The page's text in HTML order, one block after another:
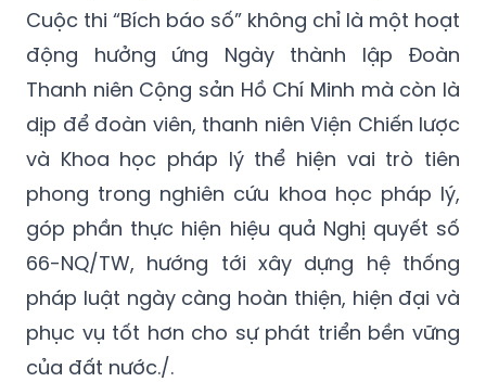
Cuộc thi “Bích báo số” không chỉ là một hoạt
động hưởng ứng Ngày thành lập Đoàn
Thanh niên Cộng sản Hồ Chí Minh mà còn là
dịp để đoàn viên, thanh niên Viện Chiến lược
và Khoa học pháp lý thể hiện vai trò tiên
phong trong nghiên cứu khoa học pháp lý,
góp phần thực hiện hiệu quả Nghị quyết số
66-NQ/TW, hướng tới xây dựng hệ thống
pháp luật ngày càng hoàn thiện, hiện đại và
phục vụ tốt hơn cho sự phát triển bền vững
của đất nước./.